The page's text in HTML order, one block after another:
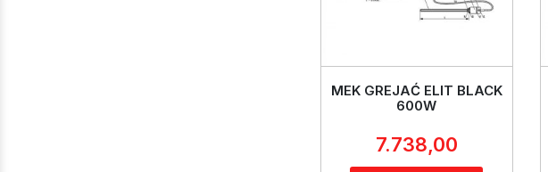
MEK GREJAĆ ELIT BLACK
600W
7.738,00